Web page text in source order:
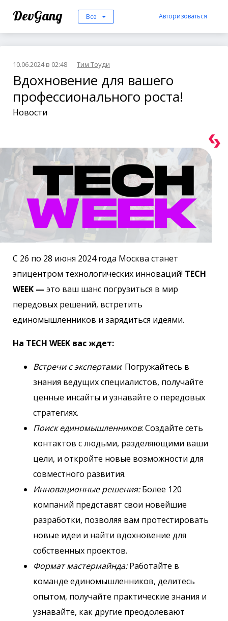
DevGang Все Авторизоваться
10.06.2024 в 02:48 Тим Тоуди
Вдохновение для вашего
профессионального роста!
Новости
С 26 по 28 июня 2024 года Москва станет
эпицентром технологических инноваций! TECH
WEEK — это ваш шанс погрузиться в мир
передовых решений, встретить
единомышленников и зарядиться идеями.
На TECH WEEK вас ждет:
Встречи с экспертами: Погружайтесь в
знания ведущих специалистов, получайте
ценные инсайты и узнавайте о передовых
стратегиях.
Поиск единомышленников: Создайте сеть
контактов с людьми, разделяющими ваши
цели, и откройте новые возможности для
совместного развития.
Инновационные решения:Более 120
компаний представят свои новейшие
разработки, позволяя вам протестировать
новые идеи и найти вдохновение для
собственных проектов.
Формат мастермайнда:Работайте в
команде единомышленников, делитесь
опытом, получайте практические знания и
узнавайте, как другие преодолевают